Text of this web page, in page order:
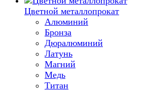
Цветной металлопрокат
Алюминий
Бронза
Дюралюминий
Латунь
Магний
Медь
Титан